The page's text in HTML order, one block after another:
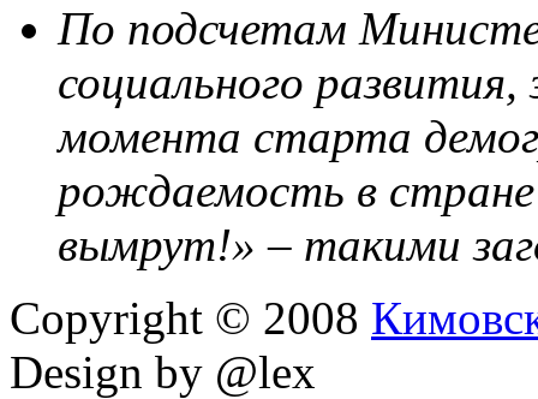
По подсчетам
социального
момента старта
рождаемость в стране
вымрут!» – такими
Copyright © 2008
Design by @lex